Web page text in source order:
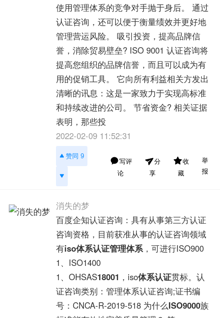
使用管理体系的竞争对手抛于身后。 通过
认证咨询，还可以便于衡量绩效并更好地
管理营运风险。 吸引投资，提高品牌信
誉，消除贸易壁垒? ISO 9001 认证咨询将
提高您组织的品牌信誉，而且可以成为有
用的促销工具。 它向所有利益相关方发出
清晰的讯息：这是一家致力于实现高标准
和持续改进的公司。 节省资金? 相关证据
表明，那些投
2022-02-09 11:52:31
赞同 9
写评
论
分
享
收
藏
举
报
消失的梦
百度企知认证咨询：具有从事第三方认证
咨询资格，目前获准从事的认证咨询领域
有iso体系认证管理体系，可进行ISO900
1、ISO1400
1、OHSAS18001 ，iso体系认证贯标。认
证咨询类别：管理体系认证咨询;证书编
号：CNCA-R-2019-518 为什么ISO9000族